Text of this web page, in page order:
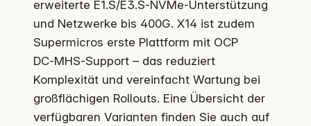
erweiterte E1.S/E3.S‑NVMe‑Unterstützung
und Netzwerke bis 400G. X14 ist zudem
Supermicros erste Plattform mit OCP
DC‑MHS‑Support – das reduziert
Komplexität und vereinfacht Wartung bei
großflächigen Rollouts. Eine Übersicht der
verfügbaren Varianten finden Sie auch auf